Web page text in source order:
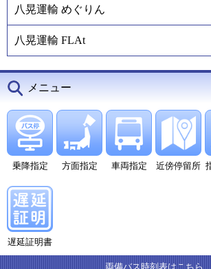
八晃運輸 めぐりん
八晃運輸 FLAt
メニュー
乗降指定 方面指定 車両指定 近傍停留所
遅延証明書
両備バス時刻表はこちら